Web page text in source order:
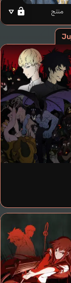
منتج
Ramora Diego
إسباني
Panda